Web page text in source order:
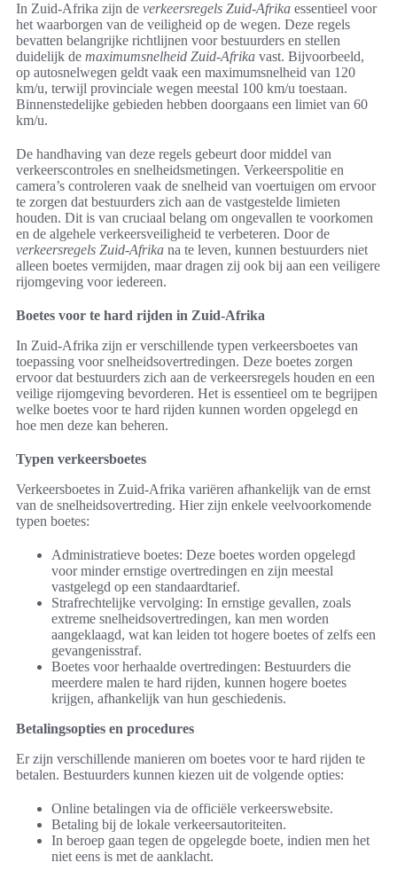
In Zuid-Afrika zijn de verkeersregels Zuid-Afrika essentieel voor
het waarborgen van de veiligheid op de wegen. Deze regels
bevatten belangrijke richtlijnen voor bestuurders en stellen
duidelijk de maximumsnelheid Zuid-Afrika vast. Bijvoorbeeld,
op autosnelwegen geldt vaak een maximumsnelheid van 120
km/u, terwijl provinciale wegen meestal 100 km/u toestaan.
Binnenstedelijke gebieden hebben doorgaans een limiet van 60
km/u.
De handhaving van deze regels gebeurt door middel van
verkeerscontroles en snelheidsmetingen. Verkeerspolitie en
camera’s controleren vaak de snelheid van voertuigen om ervoor
te zorgen dat bestuurders zich aan de vastgestelde limieten
houden. Dit is van cruciaal belang om ongevallen te voorkomen
en de algehele verkeersveiligheid te verbeteren. Door de
verkeersregels Zuid-Afrika na te leven, kunnen bestuurders niet
alleen boetes vermijden, maar dragen zij ook bij aan een veiligere
rijomgeving voor iedereen.
Boetes voor te hard rijden in Zuid-Afrika
In Zuid-Afrika zijn er verschillende typen verkeersboetes van
toepassing voor snelheidsovertredingen. Deze boetes zorgen
ervoor dat bestuurders zich aan de verkeersregels houden en een
veilige rijomgeving bevorderen. Het is essentieel om te begrijpen
welke boetes voor te hard rijden kunnen worden opgelegd en
hoe men deze kan beheren.
Typen verkeersboetes
Verkeersboetes in Zuid-Afrika variëren afhankelijk van de ernst
van de snelheidsovertreding. Hier zijn enkele veelvoorkomende
typen boetes:
Administratieve boetes: Deze boetes worden opgelegd
voor minder ernstige overtredingen en zijn meestal
vastgelegd op een standaardtarief.
Strafrechtelijke vervolging: In ernstige gevallen, zoals
extreme snelheidsovertredingen, kan men worden
aangeklaagd, wat kan leiden tot hogere boetes of zelfs een
gevangenisstraf.
Boetes voor herhaalde overtredingen: Bestuurders die
meerdere malen te hard rijden, kunnen hogere boetes
krijgen, afhankelijk van hun geschiedenis.
Betalingsopties en procedures
Er zijn verschillende manieren om boetes voor te hard rijden te
betalen. Bestuurders kunnen kiezen uit de volgende opties:
Online betalingen via de officiële verkeerswebsite.
Betaling bij de lokale verkeersautoriteiten.
In beroep gaan tegen de opgelegde boete, indien men het
niet eens is met de aanklacht.